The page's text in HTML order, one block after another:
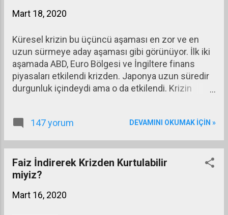
insanlara göre çok daha yüksek. Siz bir yazınızda
Mart 18, 2020
Küresel krizin bu üçüncü aşaması en zor ve en
uzun sürmeye aday aşaması gibi görünüyor. İlk iki
aşamada ABD, Euro Bölgesi ve İngiltere finans
piyasaları etkilendi krizden. Japonya uzun süredir
durgunluk içindeydi ama o da etkilendi. Krizin
karşılaştırılamayacak kadar düşük kaldı. Bazı büyük
bazılarını devlet kurtardı ama reel kesim
kuruluşlarında büyük sorunlar ortaya çıkmadı. İlk yıl
reel kesim kuruluşları bazı küçülmeler nedeniyle
ve istihdamlara geri döndüler. Bir yandan reel
147 yorum DEVAMINI OKUMAK IÇIN »
Faiz İndirerek Krizden Kurtulabilir
miyiz?
Mart 16, 2020